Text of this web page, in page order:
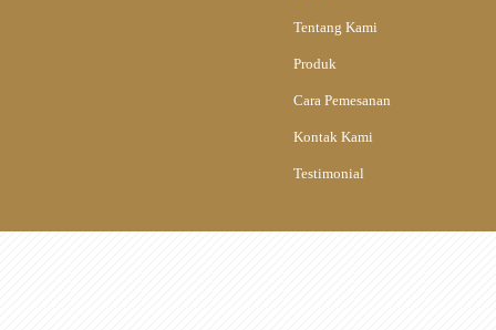
Tentang Kami
Produk
Cara Pemesanan
Kontak Kami
Testimonial